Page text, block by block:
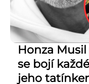
Honza
se bojí
jeho